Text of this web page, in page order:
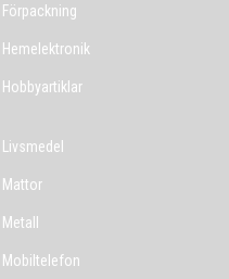
Förpackning
Hemelektronik
Hobbyartiklar
Livsmedel
Mattor
Metall
Mobiltelefon